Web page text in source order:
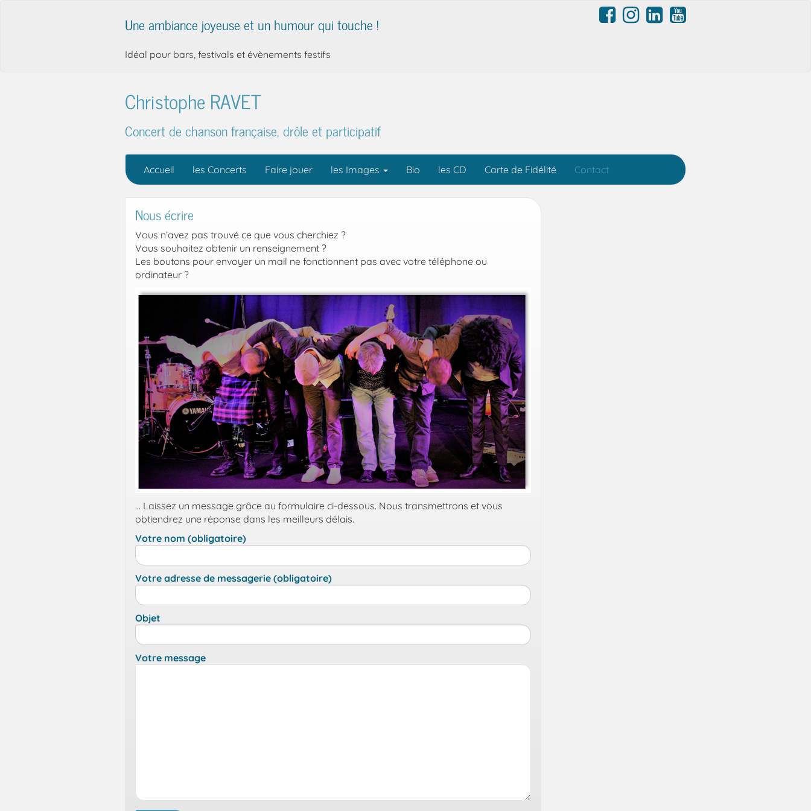
Une ambiance joyeuse et un humour qui touche !
Idéal pour bars, festivals et évènements festifs
Christophe RAVET
Concert de chanson française, drôle et participatif
Accueil les Concerts Faire jouer les Images Bio les CD Carte de Fidélité Contact
Nous écrire
Vous n’avez pas trouvé ce que vous cherchiez ?
Vous souhaitez obtenir un renseignement ?
Les boutons pour envoyer un mail ne fonctionnent pas avec votre téléphone ou
ordinateur ?
… Laissez un message grâce au formulaire ci-dessous. Nous transmettrons et vous
obtiendrez une réponse dans les meilleurs délais.
Votre nom (obligatoire)
Votre adresse de messagerie (obligatoire)
Objet
Votre message